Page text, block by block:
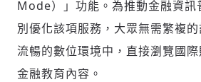
Mode）」功能。為推動金融資訊
別優化該項服務，大眾無需繁複
流暢的數位環境中，直接瀏覽國
金融教育內容。